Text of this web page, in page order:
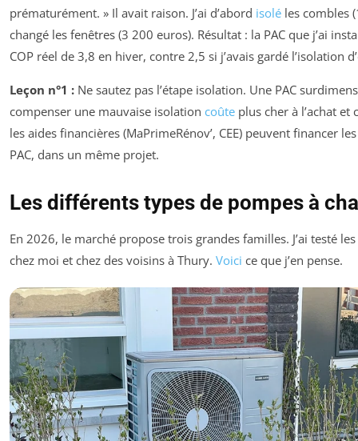
prématurément. » Il avait raison. J’ai d’abord isolé les combles
changé les fenêtres (3 200 euros). Résultat : la PAC que j’ai
COP réel de 3,8 en hiver, contre 2,5 si j’avais gardé l’isolation
Leçon n°1 : Ne sautez pas l’étape isolation. Une PAC
compenser une mauvaise isolation coûte plus cher à l’achat et
les aides financières (MaPrimeRénov’, CEE) peuvent financer
PAC, dans un même projet.
Les différents types de pompes à
En 2026, le marché propose trois grandes familles. J’ai testé
chez moi et chez des voisins à Thury. Voici ce que j’en pense.